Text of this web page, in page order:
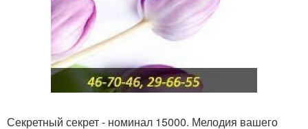
Секретный секрет - номинал 15000. Мелодия вашего